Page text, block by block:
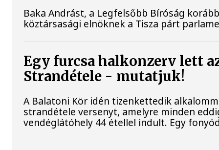
Baka Andrást, a Legfelsőbb Bíróság
köztársasági elnöknek a Tisza párt
Egy furcsa halkonzerv lett
Strandétele - mutatjuk!
A Balatoni Kör idén tizenkettedik
strandétele versenyt, amelyre minden
vendéglátóhely 44 étellel indult. Egy